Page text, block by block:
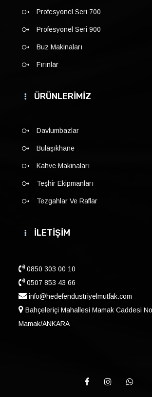
Profesyonel Seri 700
Profesyonel Seri 900
Buz Makinaları
Fırınlar
ÜRÜNLERİMİZ
Davlumbazlar
Bulaşıkhane
Kahve Makinaları
Teşhir Ekipmanları
Tezgahlar Ve Raflar
İLETİŞİM
0850 303 00 10
0507 853 43 66
info@hedefendustriyelmutfak.com
Bahçeleriçi Mahallesi Mamak Caddesi
Mamak/ANKARA